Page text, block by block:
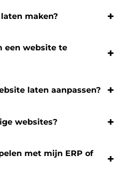
maken?
een website te
laten aanpassen?
websites?
met mijn ERP of